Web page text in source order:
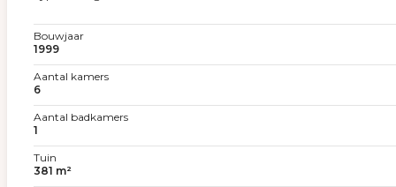
Bouwjaar
1999
Aantal kamers
6
Aantal badkamers
1
Tuin
381 m²